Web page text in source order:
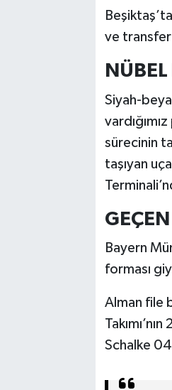
ve transfer
Siyah-
sürecinin
taşıyan
Bayern
forması
Alman file
Schalke